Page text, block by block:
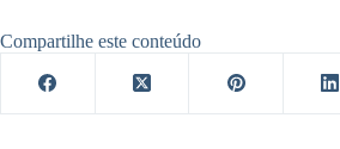
Compartilhe este conteúdo